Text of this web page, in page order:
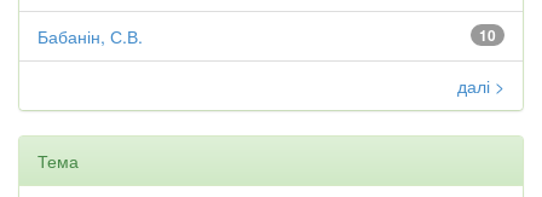
10
Бабанін, С.В.
далі >
Тема